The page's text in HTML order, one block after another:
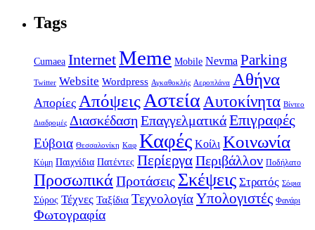
Tags
Cumaea InternetMeme Mobile Nevma Parking
Twitter Website Wordpress Αγκαθοκλής Αεροπλάνα Αθήνα
Απορίες Απόψεις Αστεία Αυτοκίνητα Βίντεο
Διαδρομές Διασκέδαση ΕπαγγελματικάΕπιγραφές
Εύβοια Θεσσαλονίκη Καφ Καφές Κοίλι Κοινωνία
Κύμη Παιχνίδια Πατέντες ΠερίεργαΠεριβάλλον Ποδήλατο
Προσωπικά Προτάσεις Σκέψεις Στρατός Σόφια
Σύρος Τέχνες Ταξίδια ΤεχνολογίαΥπολογιστές Φανάρι
Φωτογραφία